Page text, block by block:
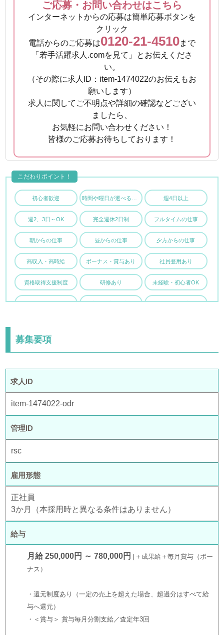
ご応募・お問い合わせはこちら
インターネットからの応募は簡単応募ボタンを
クリック
電話からのご応募は0120-21-4510まで
「若手活躍求人.comを見て」とお伝えくださ
い。
（その際に求人ID：item-1474022のお伝えもお
願いします）
求人に関してご不明点や詳細の確認などござい
ましたら、
お気軽にお問い合わせください！
皆様のご応募お待ちしております！
初心者歓迎 週4日以上
週2、3日～OK 完全週休2日制 フルタイムの仕事
朝からの仕事 昼からの仕事 夕方からの仕事
高収入・高時給 ボーナス・賞与あり 社員登用あり
資格取得支援制度 研修あり 未経験・初心者OK
学歴・年齢不問 主婦・主夫歓迎 有資格者歓迎
こだわりポイント！
募集要項
求人ID
item-1474022-odr
管理ID
rsc
雇用形態
正社員
3か月（本採用時と異なる条件はありません）
給与
月給 250,000円 ～ 780,000円
＋成果給＋毎月賞与（ボー
ナス）
・還元制度あり（一定の売上を超えた場合、超過分はすべて給
与へ還元）
・＜賞与＞ 賞与毎月分割支給／査定年3回